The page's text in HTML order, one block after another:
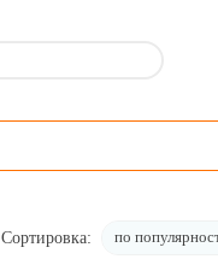
Сортировка: по